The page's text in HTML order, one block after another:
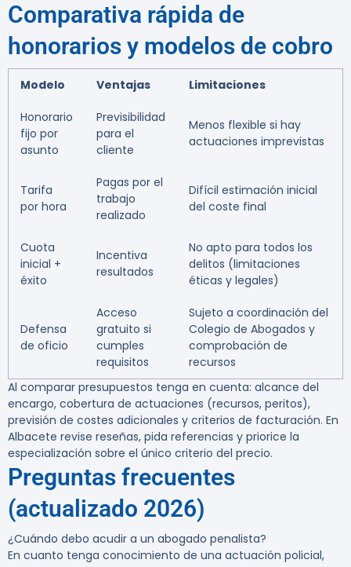
Comparativa rápida de
honorarios y modelos de cobro
Modelo Ventajas Limitaciones
Honorario
fijo por
asunto
Previsibilidad
para el
cliente
Menos flexible si hay
actuaciones imprevistas
Tarifa
por hora
Pagas por el
trabajo
realizado
Difícil estimación inicial
del coste final
Cuota
inicial +
éxito
Incentiva
resultados
No apto para todos los
delitos (limitaciones
éticas y legales)
Defensa
de oficio
Acceso
gratuito si
cumples
requisitos
Sujeto a coordinación del
Colegio de Abogados y
comprobación de
recursos
Al comparar presupuestos tenga en cuenta: alcance del
encargo, cobertura de actuaciones (recursos, peritos),
previsión de costes adicionales y criterios de facturación. En
Albacete revise reseñas, pida referencias y priorice la
especialización sobre el único criterio del precio.
Preguntas frecuentes
(actualizado 2026)
¿Cuándo debo acudir a un abogado penalista?
En cuanto tenga conocimiento de una actuación policial,